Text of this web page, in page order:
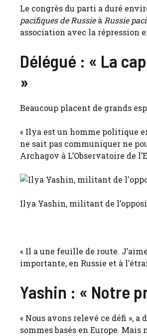
Le congrès du parti a duré
pacifiques de Russieà Russie
association avec la répression
Délégué : « La
»
Beaucoup placent de grands
« Ilya est un homme politique
ne sait pas communiquer ne
Archagov à L’Observatoire de
Ilya Yashin, militant de
« Il a une feuille de route.
importante, en Russie et à
Yashin : « Notre
« Nous avons relevé ce défi », a
sommes basés en Europe.